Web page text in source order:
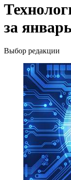
за
Выбор редакции